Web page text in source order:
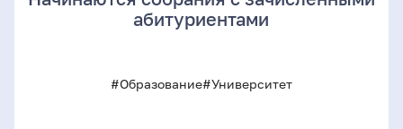
абитуриентами
#Образование#Университет